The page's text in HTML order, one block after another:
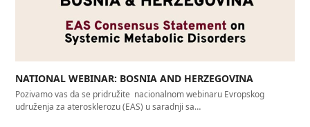
NATIONAL WEBINAR: BOSNIA AND HERZEGOVINA
Pozivamo vas da se pridružite nacionalnom webinaru Evropskog
udruženja za aterosklerozu (EAS) u saradnji sa…